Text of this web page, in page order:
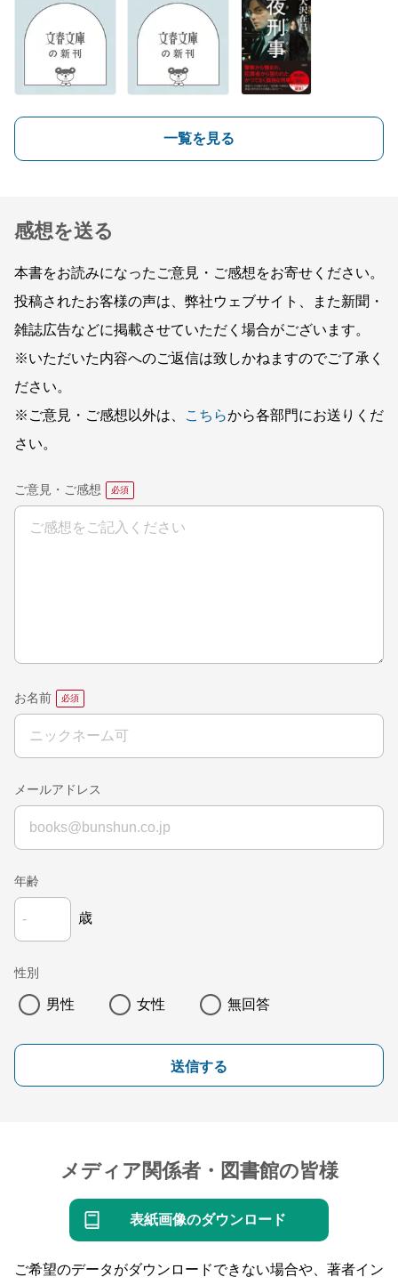
一覧を見る
感想を送る
本書をお読みになったご意見・ご感想をお寄せください。
投稿されたお客様の声は、弊社ウェブサイト、また新聞・
雑誌広告などに掲載させていただく場合がございます。
※いただいた内容へのご返信は致しかねますのでご了承く
ださい。
※ご意見・ご感想以外は、
こちらから各部門にお送りくだ
さい。
ご意見・ご感想
お名前
メールアドレス
年齢
歳
性別
男性 女性 無回答
送信する
メディア関係者・図書館の皆様
表紙画像のダウンロード
ご希望のデータがダウンロードできない場合や、著者イン